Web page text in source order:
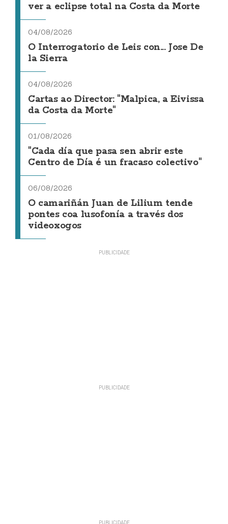
ver a eclipse total na Costa da Morte
04/08/2026
O Interrogatorio de Leis con... Jose De
la Sierra
04/08/2026
Cartas ao Director: "Malpica, a Eivissa
da Costa da Morte"
01/08/2026
"Cada día que pasa sen abrir este
Centro de Día é un fracaso colectivo"
06/08/2026
O camariñán Juan de Lilium tende
pontes coa lusofonía a través dos
videoxogos